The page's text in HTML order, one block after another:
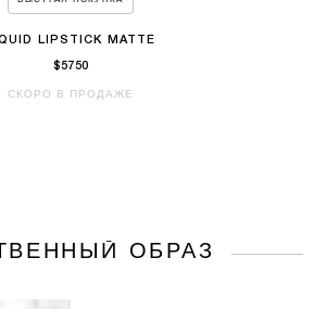
LIPSTICK MATTE
$5750
СКОРО В ПРОДАЖЕ
ОБРАЗ